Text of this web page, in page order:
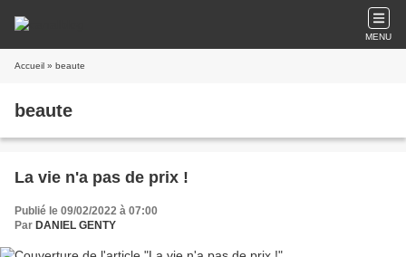
MENU
Accueil » beaute
beaute
La vie n'a pas de prix !
Publié le 09/02/2022 à 07:00
Par DANIEL GENTY